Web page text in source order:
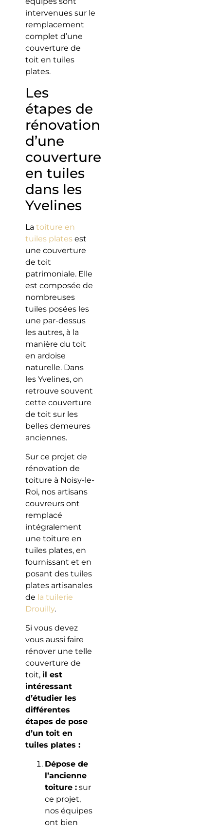
intervenues sur le
remplacement
complet d’une
couverture de
toit en tuiles
plates.
Les
étapes de
rénovation
d’une
couverture
en tuiles
dans les
Yvelines
La toiture en
tuiles platesest
une couverture
de toit
patrimoniale. Elle
est composée de
nombreuses
tuiles posées les
une par-dessus
les autres, à la
manière du toit
en ardoise
naturelle. Dans
les Yvelines, on
retrouve souvent
cette couverture
de toit sur les
belles demeures
anciennes.
Sur ce projet de
rénovation de
toiture à Noisy-le-
Roi, nos artisans
couvreurs ont
remplacé
intégralement
une toiture en
tuiles plates, en
fournissant et en
posant des tuiles
plates artisanales
de la tuilerie
Drouilly.
Si vous devez
vous aussi faire
rénover une telle
couverture de
toit, il est
intéressant
d’étudier les
différentes
étapes de pose
d’un toit en
tuiles plates :
Dépose de
l’ancienne
toiture :sur
ce projet,
nos équipes
ont bien